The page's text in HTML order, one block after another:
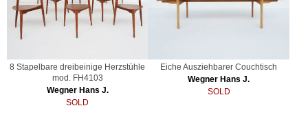
8 Stapelbare dreibeinige Herzstühle
mod. FH4103
Wegner Hans J.
SOLD
Eiche Ausziehbarer Couchtisch
Wegner Hans J.
SOLD